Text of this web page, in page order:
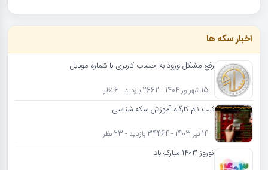
اخبار سکه ها
رفع مشکل ورود به حساب کاربری با شماره موبایل
15 شهریور 1404 - 2662 بازدید - 6 نظر
ثبت نام کارگاه آموزش سکه شناسی
14 تیر 1403 - 34464 بازدید - 23 نظر
نوروز 1403 مبارک باد